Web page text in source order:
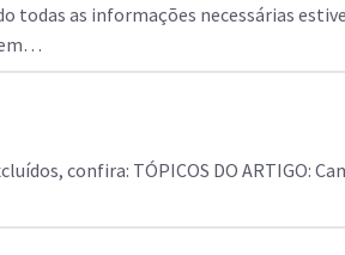
todas as informações necessárias
confira: TÓPICOS DO ARTIGO: